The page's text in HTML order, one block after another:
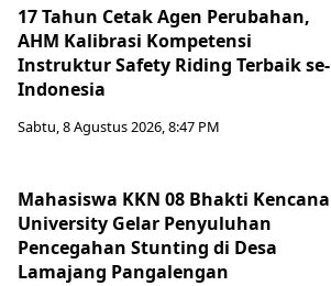
17 Tahun Cetak Agen Perubahan,
AHM Kalibrasi Kompetensi
Instruktur Safety Riding Terbaik se-
Indonesia
Sabtu, 8 Agustus 2026, 8:47 PM
Mahasiswa KKN 08 Bhakti Kencana
University Gelar Penyuluhan
Pencegahan Stunting di Desa
Lamajang Pangalengan